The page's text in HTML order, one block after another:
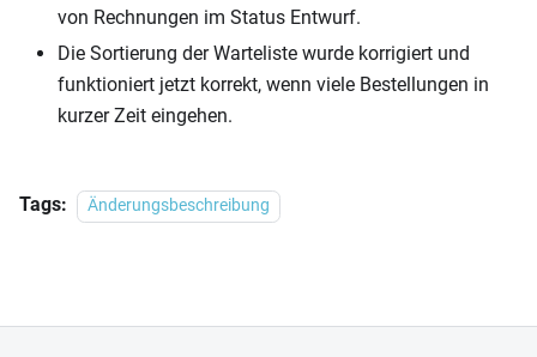
von Rechnungen im Status Entwurf.
Die Sortierung der Warteliste wurde korrigiert und
funktioniert jetzt korrekt, wenn viele Bestellungen in
kurzer Zeit eingehen.
Tags: Änderungsbeschreibung